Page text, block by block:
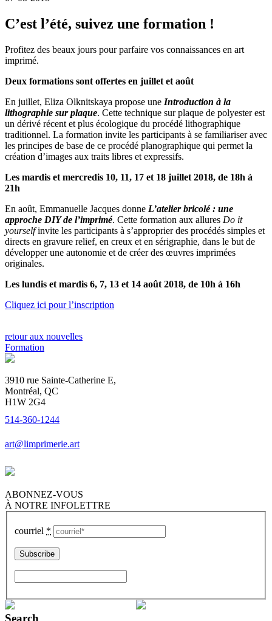
C’est l’été, suivez une formation !
Profitez des beaux jours pour parfaire vos connaissances en art
imprimé.
Deux formations sont offertes en juillet et août
En juillet, Eliza Olknitskaya propose une Introduction à la
lithographie sur plaque. Cette technique sur plaque de polyester est
un dérivé récent et plus écologique du procédé lithographique
traditionnel. La formation invite les participants à se familiariser avec
les principes de base de ce procédé planographique qui permet la
création d’images aux traits libres et expressifs.
Les mardis et mercredis 10, 11, 17 et 18 juillet 2018, de 18h à
21h
En août, Emmanuelle Jacques donne L’atelier bricolé : une
approche DIY de l’imprimé. Cette formation aux allures Do it
yourselfinvite les participants à s’approprier des procédés simples et
directs en gravure relief, en creux et en sérigraphie, dans le but de
développer une autonomie et de créer des œuvres imprimées
originales.
Les lundis et mardis 6, 7, 13 et 14 août 2018, de 10h à 16h
Cliquez ici pour l’inscription
retour aux nouvelles
Formation
3910 rue Sainte-Catherine E,
Montréal, QC
H1W 2G4
514-360-1244
art@limprimerie.art
ABONNEZ-VOUS
À NOTRE INFOLETTRE
courriel *